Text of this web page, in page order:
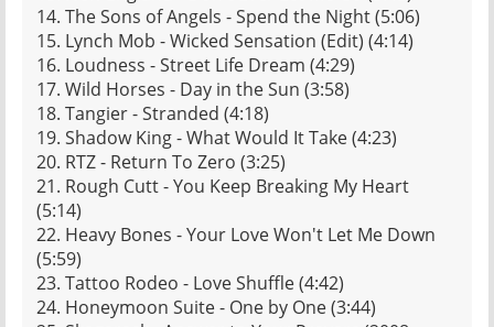
14. The Sons of Angels - Spend the Night (5:06)
15. Lynch Mob - Wicked Sensation (Edit) (4:14)
16. Loudness - Street Life Dream (4:29)
17. Wild Horses - Day in the Sun (3:58)
18. Tangier - Stranded (4:18)
19. Shadow King - What Would It Take (4:23)
20. RTZ - Return To Zero (3:25)
21. Rough Cutt - You Keep Breaking My Heart
(5:14)
22. Heavy Bones - Your Love Won't Let Me Down
(5:59)
23. Tattoo Rodeo - Love Shuffle (4:42)
24. Honeymoon Suite - One by One (3:44)